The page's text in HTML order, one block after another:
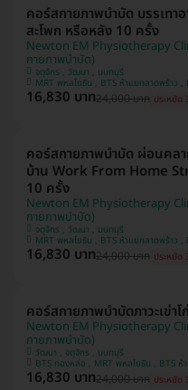
คอร์สกายภาพบำบัด บรรเทาอ
สะโพก หรือหลัง 10 ครั้ง
Newton EM Physiotherapy
กายภาพบำบัด)
จตุจักร , วัฒนา , นนทบุรี
16,830 บาท24,000 บาท ประหยัด
คอร์สกายภาพบำบัด ผ่อนคล
บ้าน Work From Home
10 ครั้ง
Newton EM Physiotherapy
กายภาพบำบัด)
จตุจักร , วัฒนา , นนทบุรี
16,830 บาท24,000 บาท ประหยัด
คอร์สกายภาพบำบัดภาวะเข่
Newton EM Physiotherapy
กายภาพบำบัด)
วัฒนา , จตุจักร , นนทบุรี
BTS ทองหล่อ ,
16,830 บาท24,000 บาท ประหยัด